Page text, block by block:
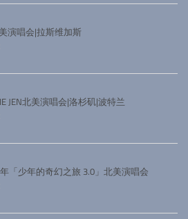
演唱会|拉斯维加斯
JEN北美演唱会|洛杉矶|波特兰
「少年的奇幻之旅 3.0」北美演唱会